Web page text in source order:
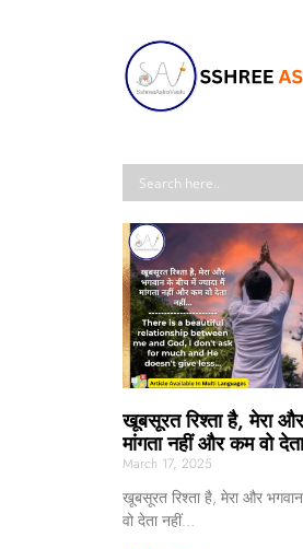
खूबसूरत रिश्ता है, मेरा
मांगता नहीं और कम वो
March 17, 2025
खूबसूरत रिश्ता है, मेरा और
वो देता नहीं…